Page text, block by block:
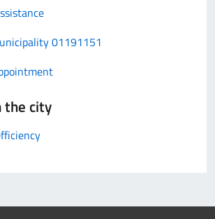
01191151
the city